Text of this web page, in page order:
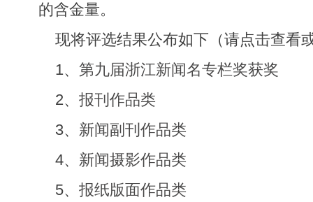
的含金量。
现将评选结果公布如下（请点击查看
1、 第九届浙江新闻名专栏奖获奖
2、 报刊作品类
3、 新闻副刊作品类
4、 新闻摄影作品类
5、 报纸版面作品类